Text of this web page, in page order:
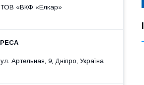
ТОВ «ВКФ «Елкар»
ул. Артельная, 9, Дніпро, Україна